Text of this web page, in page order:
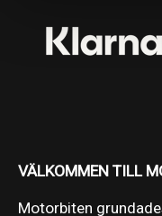
VÄLKOMMEN TILL
Motorbiten